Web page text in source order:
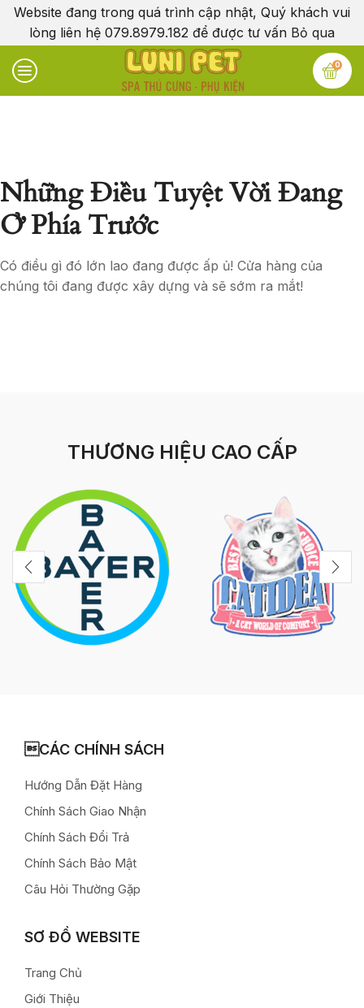
Website đang trong quá trình cập nhật, Quý khách vui
lòng liên hệ 079.8979.182 để được tư vấn Bỏ qua
0
Những Điều Tuyệt Vời Đang
Ở Phía Trước
Có điều gì đó lớn lao đang được ấp ủ! Cửa hàng của
chúng tôi đang được xây dựng và sẽ sớm ra mắt!
THƯƠNG HIỆU CAO CẤP
CÁC CHÍNH SÁCH
Hướng Dẫn Đặt Hàng
Chính Sách Giao Nhận
Chính Sách Đổi Trả
Chính Sách Bảo Mật
Câu Hỏi Thường Gặp
SƠ ĐỒ WEBSITE
Trang Chủ
Giới Thiệu